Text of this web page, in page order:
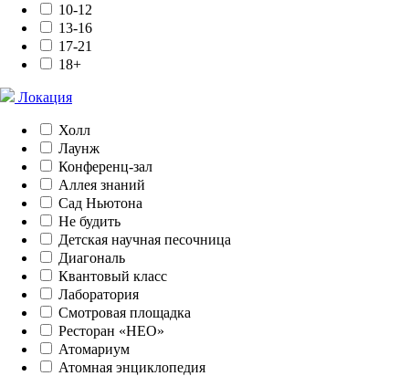
10-12
13-16
17-21
18+
Локация
Холл
Лаунж
Конференц-зал
Аллея знаний
Сад Ньютона
Не будить
Детская научная песочница
Диагональ
Квантовый класс
Лаборатория
Смотровая площадка
Ресторан «НЕО»
Атомариум
Атомная энциклопедия